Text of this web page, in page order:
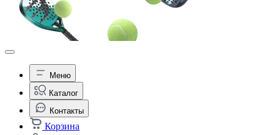
Меню
Каталог
Контакты
Корзина